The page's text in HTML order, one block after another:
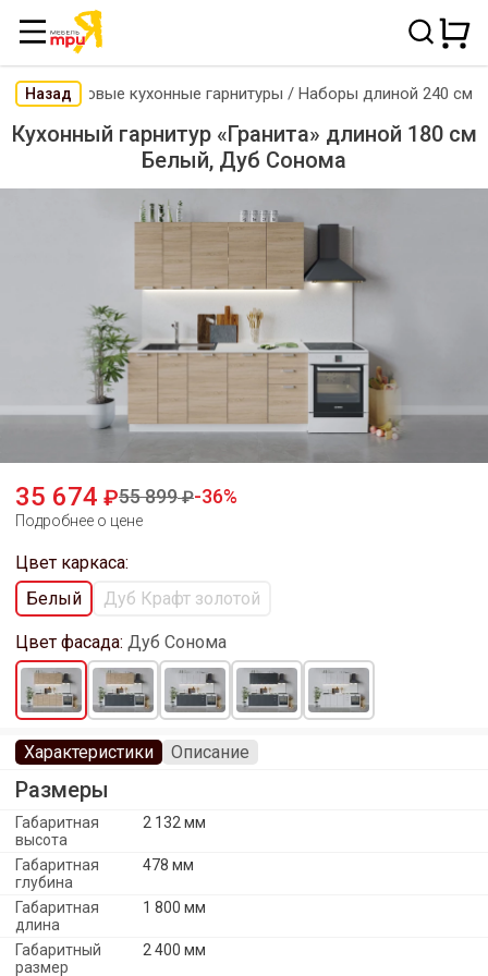
НазадГотовые кухонные гарнитуры / Наборы длиной 240 см
Кухонный гарнитур «Гранита» длиной 180 см
Белый, Дуб Сонома
35 674 55 899 36
Подробнее о цене
Цвет каркаса:
Белый
Дуб Крафт золотой
Цвет фасада: Дуб Сонома
Характеристики Описание
Размеры
Габаритная
высота
2 132 мм
Габаритная
глубина
478 мм
Габаритная
длина
1 800 мм
Габаритный
размер
2 400 мм